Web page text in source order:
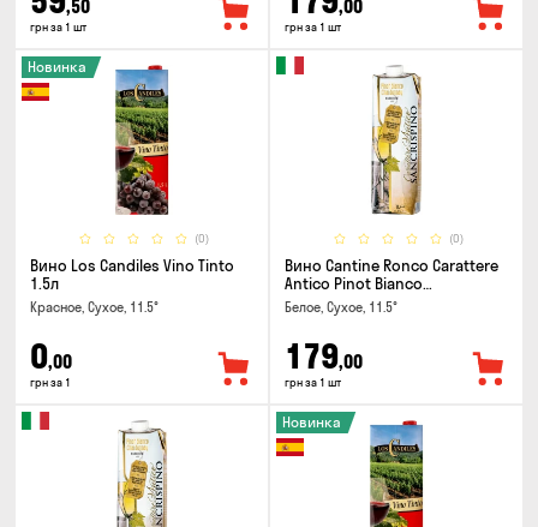
,50
грн за 1 шт
,00
грн за 1 шт
(0)
Новинка
Вино Los Candiles Vino Tinto
1.5л
Красное, Сухое, 11.5°
0,00
грн за 1
(0)
Вино Cantine Ronco Carattere
Antico Pinot Bianco
Chardonnay Rubicone IGT 1л
Белое, Сухое, 11.5°
179,00
грн за 1 шт
Новинка